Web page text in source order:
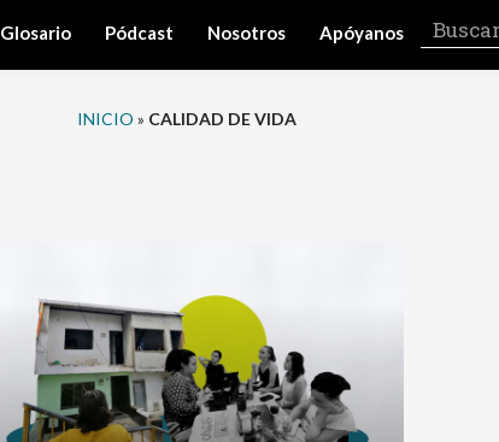
Glosario Pódcast Nosotros Apóyanos
INICIO » CALIDAD DE VIDA